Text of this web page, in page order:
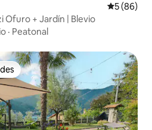
5 (86)
Ofuro + Jardín | Blevio
· Peatonal
preferido